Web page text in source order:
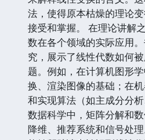
法，使得原本枯燥的理论
接受和掌握。 在理论讲解
数在各个领域的实际应用
究，展示了线性代数如何
题。例如，在计算机图形
换、渲染图像的基础；在
和实现算法（如主成分分
数据科学中，矩阵分解和
降维、推荐系统和信号处